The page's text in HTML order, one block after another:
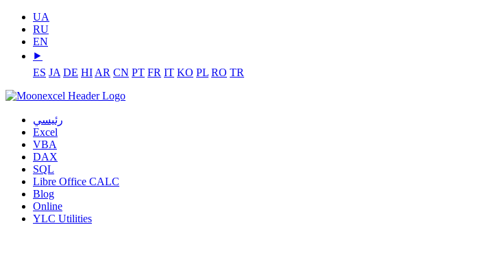
UA
RU
EN
⯈
ES JA DE HI AR CN PT FR IT KO PL RO TR
رئيسي
Excel
VBA
DAX
SQL
Libre Office CALC
Blog
Online
YLC Utilities